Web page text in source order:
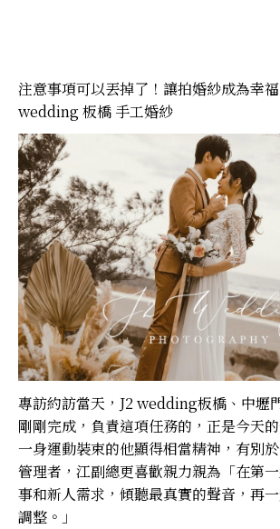
注意事項可以丟掉了！讓拍婚紗成為幸
wedding 板橋 手工婚紗
專訪約訪當天，J2 wedding板橋、中壢
剛剛完成，負責這項任務的，正是今天
一身運動裝束的他顯得相當精神，有別
管理者，江副總更喜歡親力親為「在第
事和新人需求，傾聽最真實的聲音，再
調整。」